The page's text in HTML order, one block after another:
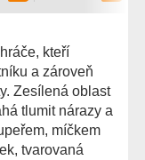
kteří
a zároveň
Zesílená oblast
tlumit nárazy a
míčkem
tvarovaná